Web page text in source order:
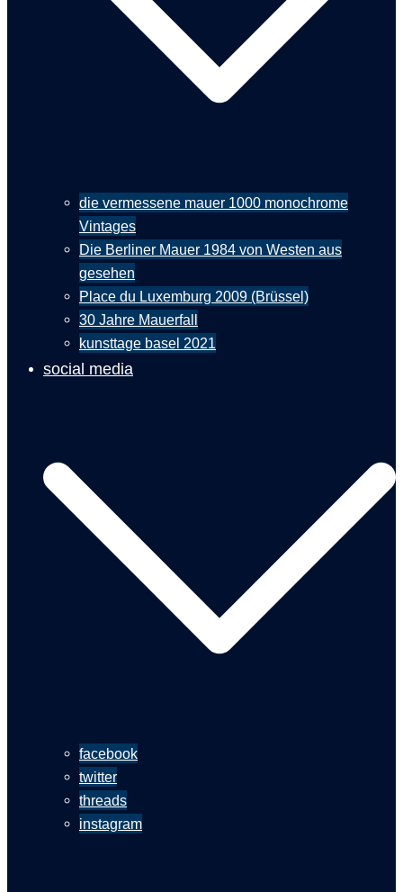
die vermessene mauer 1000 monochrome
Vintages
Die Berliner Mauer 1984 von Westen aus
gesehen
Place du Luxemburg 2009 (Brüssel)
30 Jahre Mauerfall
kunsttage basel 2021
social media
facebook
twitter
threads
instagram